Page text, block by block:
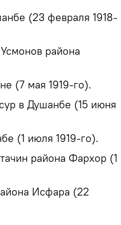
(23 февраля 1918-
района
(7 мая 1919-го).
в Душанбе (15 июня
(1 июля 1919-го).
района Фархор (1
Исфара (22